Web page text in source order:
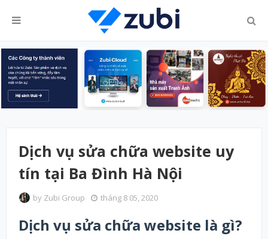
Dịch vụ sửa chữa website uy
tín tại Ba Đình Hà Nội
by Zubi Group tháng 8 05, 2020
Dịch vụ sửa chữa website là gì?